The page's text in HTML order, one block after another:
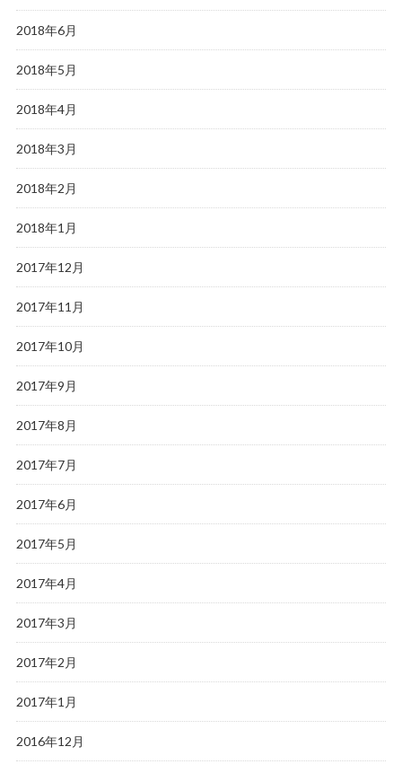
2018年6月
2018年5月
2018年4月
2018年3月
2018年2月
2018年1月
2017年12月
2017年11月
2017年10月
2017年9月
2017年8月
2017年7月
2017年6月
2017年5月
2017年4月
2017年3月
2017年2月
2017年1月
2016年12月